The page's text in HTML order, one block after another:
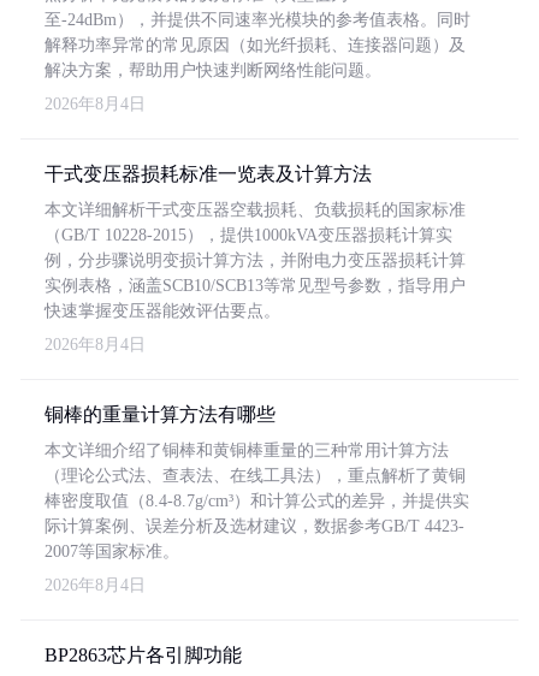
至-24dBm），并提供不同速率光模块的参考值表格。同时
解释功率异常的常见原因（如光纤损耗、连接器问题）及
解决方案，帮助用户快速判断网络性能问题。
2026年8月4日
干式变压器损耗标准一览表及计算方法
本文详细解析干式变压器空载损耗、负载损耗的国家标准
（GB/T 10228-2015），提供1000kVA变压器损耗计算实
例，分步骤说明变损计算方法，并附电力变压器损耗计算
实例表格，涵盖SCB10/SCB13等常见型号参数，指导用户
快速掌握变压器能效评估要点。
2026年8月4日
铜棒的重量计算方法有哪些
本文详细介绍了铜棒和黄铜棒重量的三种常用计算方法
（理论公式法、查表法、在线工具法），重点解析了黄铜
棒密度取值（8.4-8.7g/cm³）和计算公式的差异，并提供实
际计算案例、误差分析及选材建议，数据参考GB/T 4423-
2007等国家标准。
2026年8月4日
BP2863芯片各引脚功能